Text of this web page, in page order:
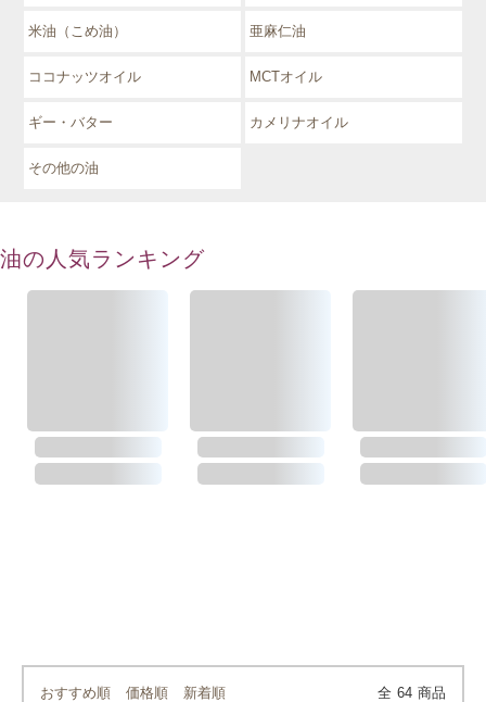
米油（こめ油） 亜麻仁油
ココナッツオイル MCTオイル
ギー・バター カメリナオイル
その他の油
油の人気ランキング
おすすめ順 価格順 新着順 全 64 商品